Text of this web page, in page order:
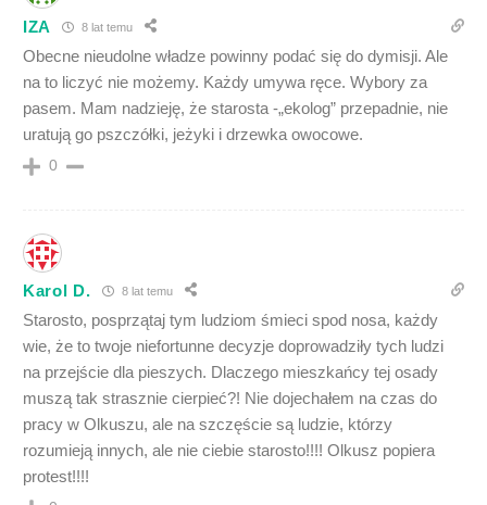
IZA 8 lat temu
Obecne nieudolne władze powinny podać się do dymisji. Ale
na to liczyć nie możemy. Każdy umywa ręce. Wybory za
pasem. Mam nadzieję, że starosta -„ekolog” przepadnie, nie
uratują go pszczółki, jeżyki i drzewka owocowe.
0
Karol D. 8 lat temu
Starosto, posprzątaj tym ludziom śmieci spod nosa, każdy
wie, że to twoje niefortunne decyzje doprowadziły tych ludzi
na przejście dla pieszych. Dlaczego mieszkańcy tej osady
muszą tak strasznie cierpieć?! Nie dojechałem na czas do
pracy w Olkuszu, ale na szczęście są ludzie, którzy
rozumieją innych, ale nie ciebie starosto!!!! Olkusz popiera
protest!!!!